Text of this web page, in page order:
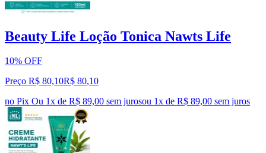
Beauty Life Loção Tonica Nawts Life
10% OFF
Preço R$ 80,10R$ 80,10
no Pix Ou 1x de R$ 89,00 sem jurosou 1x de R$ 89,00 sem juros